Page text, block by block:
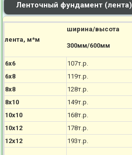
Ленточный фундамент (лента)
лента, м*м
ширина/высота
300мм/600мм
6х6 107т.р.
6х8
119т.р.
8х8
128т.р.
8х10
149т.р.
10х10
168т.р.
10х12
178т.р.
12х12
193т.р.